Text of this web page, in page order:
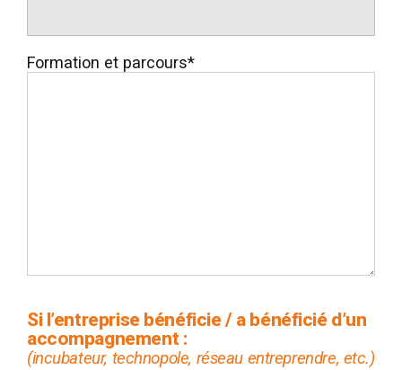
Formation et parcours*
Si l’entreprise bénéficie / a bénéficié d’un
accompagnement :
(incubateur, technopole, réseau entreprendre, etc.)